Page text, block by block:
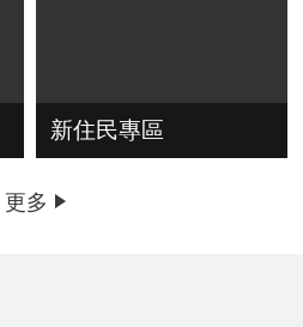
新住民專區
更多